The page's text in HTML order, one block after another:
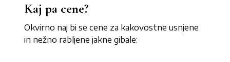
Kaj pa cene?
Okvirno naj bi se cene za kakovostne usnjene
in nežno rabljene jakne gibale: